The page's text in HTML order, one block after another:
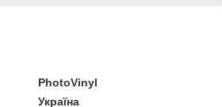
PhotoVinyl
Україна